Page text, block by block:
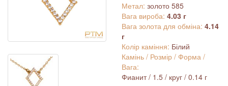
Метал: золото 585
Вага вироба: 4.03 г
Вага золота для обміна: 4.14
г
Колір каміння: Білий
Камінь / Розмір / Форма /
Вага:
Фианит / 1.5 / круг / 0.14 г